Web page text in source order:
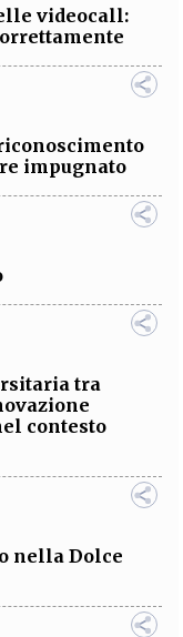
videocall:
impugnato
tra
contesto
nella Dolce